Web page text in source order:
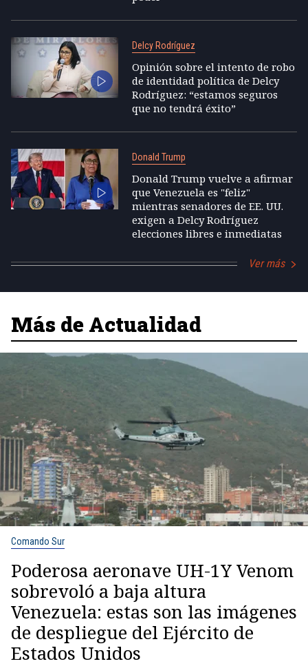
Delcy Rodríguez
Opinión sobre el intento de robo
de identidad política de Delcy
Rodríguez: “estamos seguros
que no tendrá éxito”
Donald Trump
Donald Trump vuelve a afirmar
que Venezuela es "feliz"
mientras senadores de EE. UU.
exigen a Delcy Rodríguez
elecciones libres e inmediatas
Ver más
Más de Actualidad
Comando Sur
Poderosa aeronave UH-1Y Venom
sobrevoló a baja altura
Venezuela: estas son las imágenes
de despliegue del Ejército de
Estados Unidos